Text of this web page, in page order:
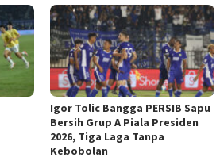
Igor Tolic Bangga PERSIB Sapu
Bersih Grup A Piala Presiden
2026, Tiga Laga Tanpa
Kebobolan